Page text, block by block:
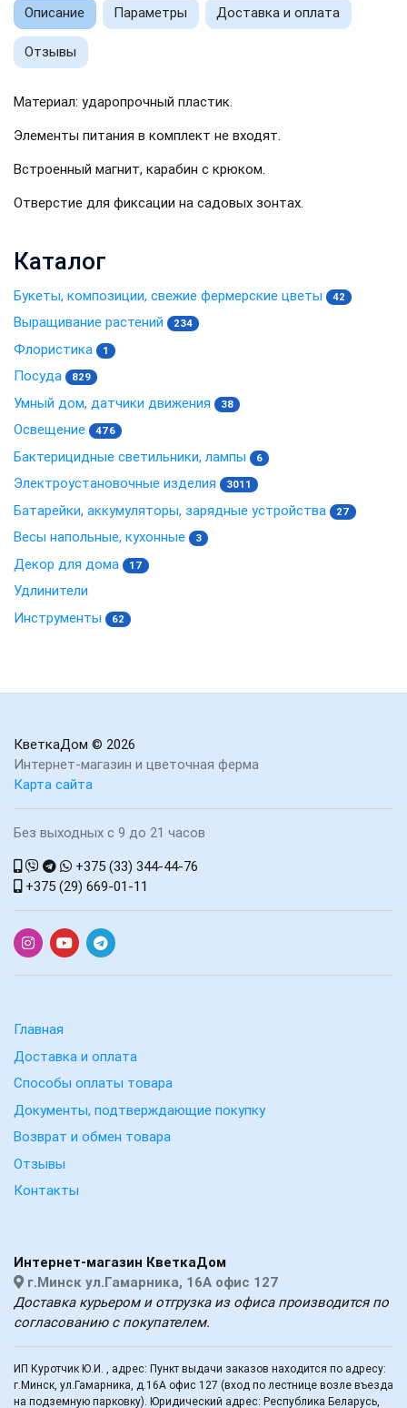
Описание Параметры Доставка и оплата
Отзывы
Материал: ударопрочный пластик.
Элементы питания в комплект не входят.
Встроенный магнит, карабин с крюком.
Отверстие для фиксации на садовых зонтах.
Каталог
Букеты, композиции, свежие фермерские цветы 42
Выращивание растений 234
Флористика 1
Посуда 829
Умный дом, датчики движения 38
Освещение 476
Бактерицидные светильники, лампы 6
Электроустановочные изделия 3011
Батарейки, аккумуляторы, зарядные устройства 27
Весы напольные, кухонные 3
Декор для дома 17
Удлинители
Инструменты
62
КветкаДом © 2026
Интернет-магазин и цветочная ферма
Карта сайта
Без выходных с 9 до 21 часов
+375 (33) 344-44-76
+375 (29) 669-01-11
Главная
Доставка и оплата
Способы оплаты товара
Документы, подтверждающие покупку
Возврат и обмен товара
Отзывы
Контакты
Интернет-магазин КветкаДом
г.Минск ул.Гамарника, 16А офис 127
Доставка курьером и отгрузка из офиса производится по
согласованию с покупателем.
ИП Куротчик Ю.И. , адрес: Пункт выдачи заказов находится по адресу:
г.Минск, ул.Гамарника, д.16А офис 127 (вход по лестнице возле въезда
на подземную парковку). Юридический адрес: Республика Беларусь,